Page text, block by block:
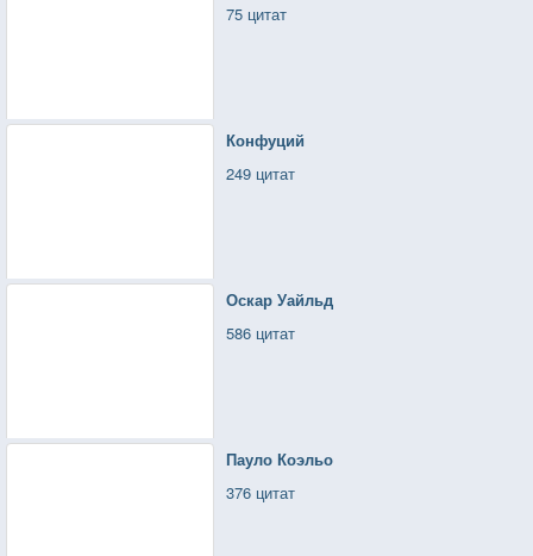
75 цитат
Конфуций
249 цитат
Оскар Уайльд
586 цитат
Пауло Коэльо
376 цитат